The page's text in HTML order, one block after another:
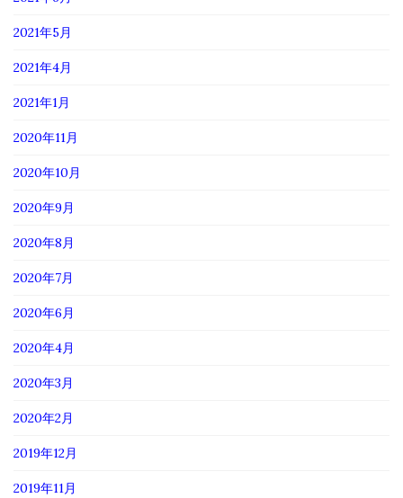
2021年5月
2021年4月
2021年1月
2020年11月
2020年10月
2020年9月
2020年8月
2020年7月
2020年6月
2020年4月
2020年3月
2020年2月
2019年12月
2019年11月